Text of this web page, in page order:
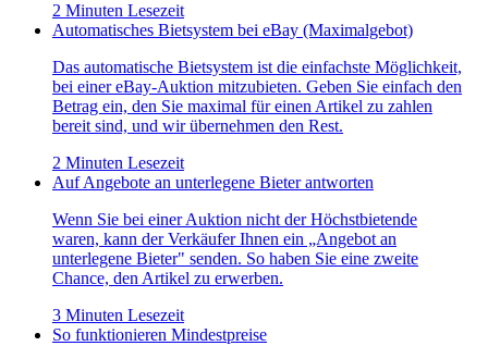
2 Minuten Lesezeit
Automatisches Bietsystem bei eBay (Maximalgebot)
Das automatische Bietsystem ist die einfachste Möglichkeit,
bei einer eBay-Auktion mitzubieten. Geben Sie einfach den
Betrag ein, den Sie maximal für einen Artikel zu zahlen
bereit sind, und wir übernehmen den Rest.
2 Minuten Lesezeit
Auf Angebote an unterlegene Bieter antworten
Wenn Sie bei einer Auktion nicht der Höchstbietende
waren, kann der Verkäufer Ihnen ein „Angebot an
unterlegene Bieter" senden. So haben Sie eine zweite
Chance, den Artikel zu erwerben.
3 Minuten Lesezeit
So funktionieren Mindestpreise